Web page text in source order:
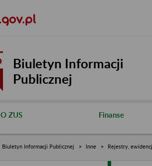
Biuletyn Informacji
Publicznej
O ZUS Finanse
Biuletyn Informacji Publicznej Inne Rejestry,